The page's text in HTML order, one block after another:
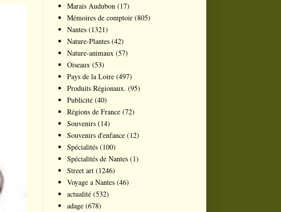
Marais Audubon (17)
Mémoires de comptoir (805)
Nantes (1321)
Nature-Plantes (42)
Nature-animaux (57)
Oiseaux (53)
Pays de la Loire (497)
Produits Régionaux. (95)
Publicité (40)
Régions de France (72)
Souvenirs (14)
Souvenirs d'enfance (12)
Spécialités (100)
Spécialités de Nantes (1)
Street art (1246)
Voyage a Nantes (46)
actualité (532)
adage (678)